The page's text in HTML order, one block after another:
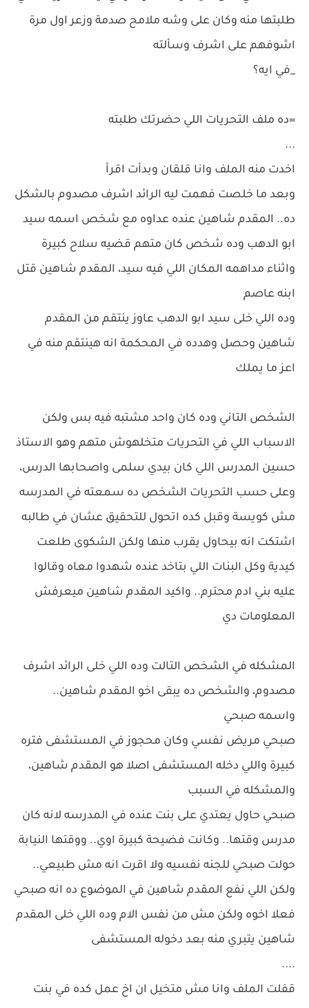
طلبتها منه وكان على وشه ملامح صدمة وزعر اول مرة
اشوفهم على اشرف وسألته
_في ايه؟
=ده ملف التحريات اللي حضرتك طلبته
...
اخدت منه الملف وانا قلقان وبدأت اقرأ
وبعد ما خلصت فهمت ليه الرائد اشرف مصدوم بالشكل
ده.. المقدم شاهين عنده عداوه مع شخص اسمه سيد
ابو الدهب وده شخص كان متهم قضيه سلاح كبيرة
واثناء مداهمه المكان اللي فيه سيد، المقدم شاهين قتل
ابنه عاصم
وده اللي خلى سيد ابو الدهب عاوز ينتقم من المقدم
شاهين وحصل وهدده في المحكمة انه هينتقم منه في
اعز ما يملك
الشخص التاني وده كان واحد مشتبه فيه بس ولكن
الاسباب اللي في التحريات متخلهوش متهم وهو الاستاذ
حسين المدرس اللي كان بيدي سلمى واصحابها الدرس،
وعلى حسب التحريات الشخص ده سمعته في المدرسه
مش كويسة وقبل كده اتحول للتحقيق عشان في طالبه
اشتكت انه بيحاول يقرب منها ولكن الشكوى طلعت
كيدية وكل البنات اللي بتاخد عنده شهدوا معاه وقالوا
عليه بني ادم محترم.. واكيد المقدم شاهين ميعرفش
المعلومات دي
المشكله في الشخص التالت وده اللي خلى الرائد اشرف
مصدوم، والشخص ده يبقى اخو المقدم شاهين..
واسمه صبحي
صبحي مريض نفسي وكان محجوز في المستشفى فتره
كبيرة واللي دخله المستشفى اصلا هو المقدم شاهين،
والمشكله في السبب
صبحي حاول يعتدي على بنت عنده في المدرسه لانه كان
مدرس وقتها.. وكانت فضيحة كبيرة اوي.. ووقتها النيابة
حولت صبحي للجنه نفسيه ولا اقرت انه مش طبيعي..
ولكن اللي نفع المقدم شاهين في الموضوع ده انه صبحي
فعلا اخوه ولكن مش من نفس الام وده اللي خلى المقدم
شاهين يتبري منه بعد دخوله المستشفى
....
قفلت الملف وانا مش متخيل ان اخ عمل كده في بنت